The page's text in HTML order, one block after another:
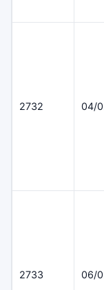
2732 04/
2733 06/